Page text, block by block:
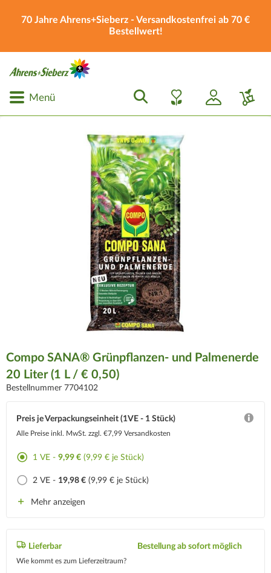
70 Jahre Ahrens+Sieberz - Versandkostenfrei ab 70 €
Bestellwert!
Menü
Compo SANA® Grünpflanzen- und Palmenerde
20 Liter (1 L / € 0,50)
Bestellnummer 7704102
Preis je Verpackungseinheit (1VE - 1 Stück)
Alle Preise inkl. MwSt. zzgl. €7,99 Versandkosten
1 VE - 9,99 € (9,99 € je Stück)
2 VE - 19,98 € (9,99 € je Stück)
Mehr anzeigen
Lieferbar
Wie kommt es zum Lieferzeitraum?
Bestellung ab sofort möglich